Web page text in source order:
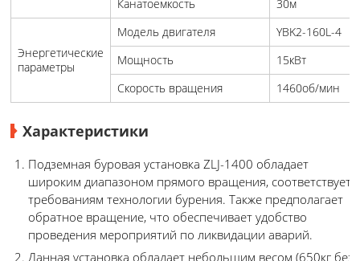
Канатоемкость
30м
Энергетические
параметры
Модель двигателя
YBK2-160L-4
Мощность
15кВт
Скорость вращения
1460об/мин
Характеристики
Подземная буровая установка ZLJ-1400 обладает
широким диапазоном прямого вращения, соответствует
требованиям технологии бурения. Также предполагает
обратное вращение, что обеспечивает удобство
проведения мероприятий по ликвидации аварий.
Данная установка обладает небольшим весом (650кг без